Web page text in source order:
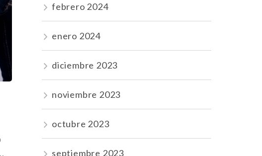
febrero 2024
enero 2024
diciembre 2023
noviembre 2023
octubre 2023
septiembre 2023